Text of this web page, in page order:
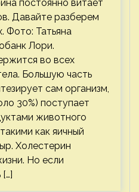
постоянно витает
Давайте разберем
Фото: Татьяна
Лори.
во всех
Большую часть
сам организм,
30%) поступает
животного
как яичный
Холестерин
Но если